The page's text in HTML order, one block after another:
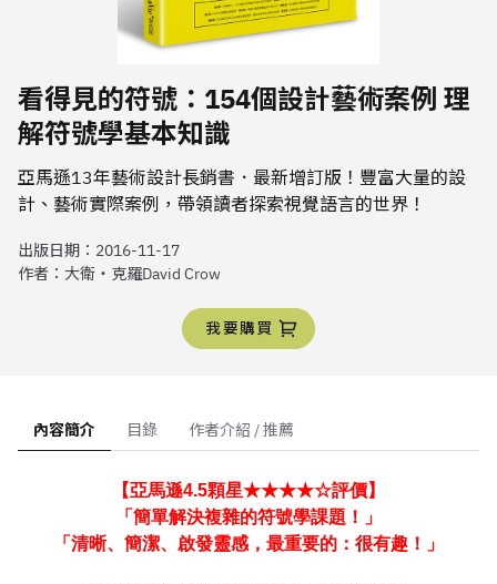
看得見的符號：154個設計藝術案例 理
解符號學基本知識
亞馬遜13年藝術設計長銷書．最新增訂版！豐富大量的設
計、藝術實際案例，帶領讀者探索視覺語言的世界！
出版日期： 2016-11-17
作者： 大衛‧克羅David Crow
我要購買
內容簡介 目錄 作者介紹 / 推薦
【亞馬遜4.5顆星★★★★☆評價】
「簡單解決複雜的符號學課題！」
「清晰、簡潔、啟發靈感，最重要的：很有趣！」